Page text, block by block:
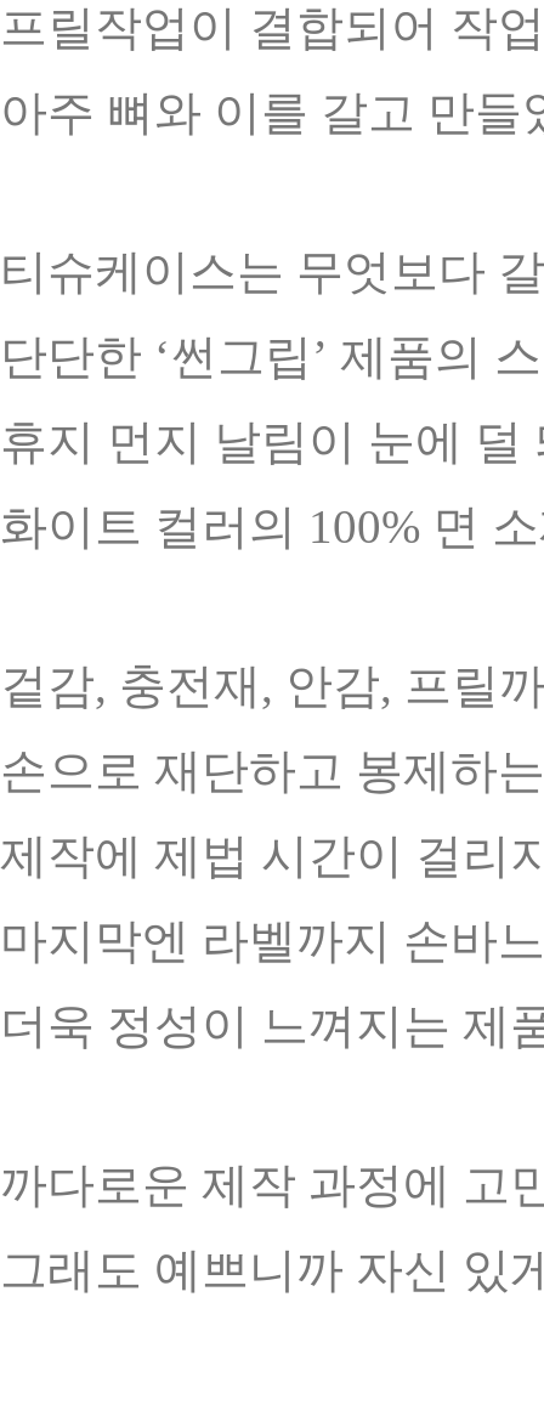
프릴작업이 결합되어 작
아주 뼈와 이를 갈고 만들
티슈케이스는 무엇보다
단단한 ‘썬그립’ 제품의
휴지 먼지 날림이 눈에 덜
화이트 컬러의 100% 면
겉감, 충전재, 안감, 프릴
손으로 재단하고 봉제하
제작에 제법 시간이 걸리
마지막엔 라벨까지 손바
더욱 정성이 느껴지는 제
까다로운 제작 과정에 고
그래도 예쁘니까 자신 있